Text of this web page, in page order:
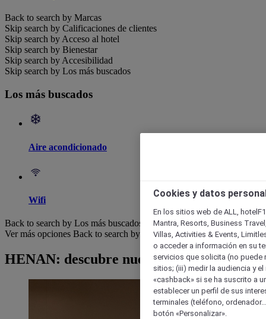
Back to search by Marcas
Skip search by Calificaciones de clientes
Skip search by Acceso al hotel
Skip search by Bienestar
Skip search by Accesibilidad
Skip search by Los más buscados
Los más buscados
Aire acondicionado
Wifi
Back to search by Los más buscados
Ver más opciones Back to search by categories
HENAN: descubre nuestros hoteles
Cookies y datos
En los sitios web de ALL,
Mantra, Resorts, Business
Villas, Activities & Events,
o acceder a información en su
servicios que solicita (no puede
sitios; (iii) medir la audiencia y
«cashback» si se ha suscrito a
establecer un perfil de sus
terminales (teléfono,
botón «Personalizar».